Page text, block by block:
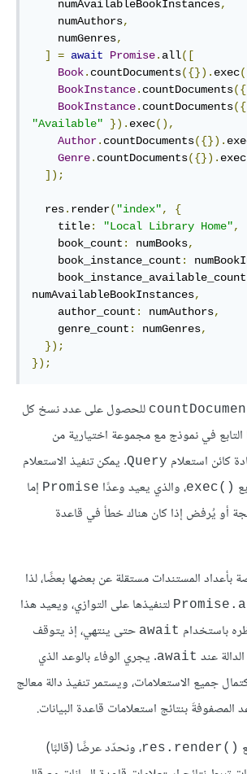
    numAvailableBookInstances
,
    numAuthors
,
    numGenres
,
]
= await Promise. all([
Book. countDocuments({}). exec
BookInstance. countDocuments
BookInstance. countDocuments({
"Available"
}). exec(),
Author. countDocuments({}).
Genre. countDocuments({}). exec
]);
  res
. render( "index",
{
    title
: "Local Library Home",
    book_count
: numBooks,
    book_instance_count
:
    book_instance_available_count
numAvailableBookInstances,
    author_count
: numAuthors,
    genre_count
: numGenres,
});
});
للحصول على عدد نسخ كل
في نموذج مع مجموعة اختيارية من
كائن استعلام Query. يمكن تنفيذ الاستعلام
exec()‎، والذي يعيد وعدًا Promise إما
أو يُرفض إذا كان هناك خطأ في قاعدة
بأعداد المستندات مستقلة عن بعضها بعضًا، لذا
لتنفيذها على التوازي، ويعيد هذا
باستخدام await حتى ينتهي، إذ يتوقف
عند await. يجري الوفاء بالوعد الذي
جميع الاستعلامات، ويستمر تنفيذ دالة معالج
المصفوفةَ بنتائج استعلامات قاعدة البيانات.
res.render()‎، ونحدّد عرضًا (قالبًا)